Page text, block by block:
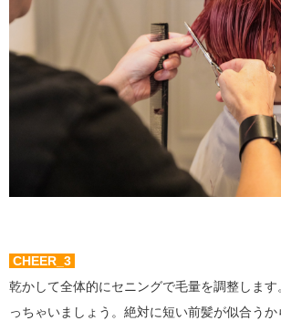
CHEER_3
乾かして全体的にセニングで毛量を調整しま
っちゃいましょう。絶対に短い前髪が似合うか